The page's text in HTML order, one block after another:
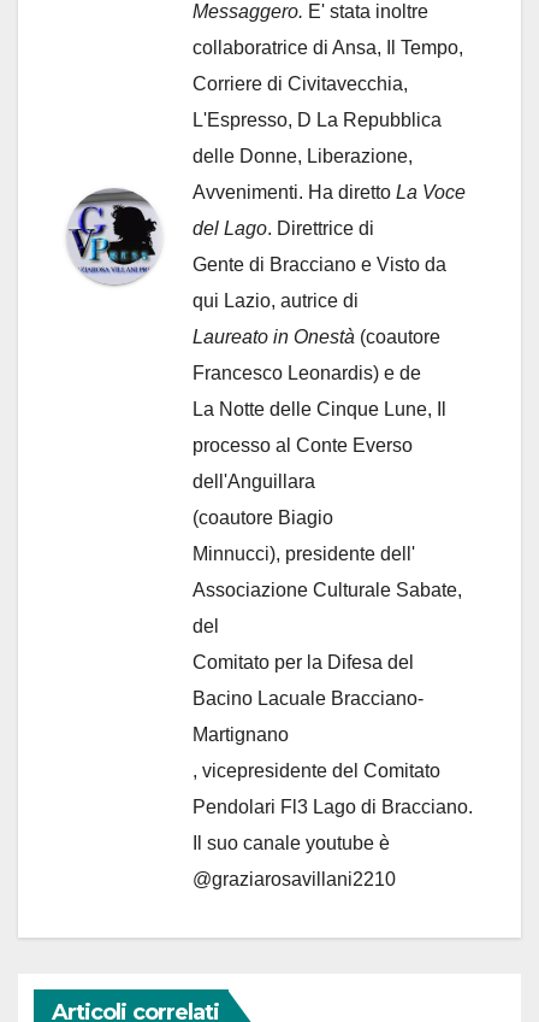
Messaggero. E' stata inoltre
collaboratrice di Ansa, Il Tempo,
Corriere di Civitavecchia,
L'Espresso, D La Repubblica
delle Donne, Liberazione,
Avvenimenti. Ha diretto La Voce
del Lago. Direttrice di
Gente di Bracciano e Visto da
qui Lazio, autrice di
Laureato in Onestà (coautore
Francesco Leonardis) e de
La Notte delle Cinque Lune, Il
processo al Conte Everso
dell'Anguillara
(coautore Biagio
Minnucci), presidente dell'
Associazione Culturale Sabate,
del
Comitato per la Difesa del
Bacino Lacuale Bracciano-
Martignano
, vicepresidente del Comitato
Pendolari Fl3 Lago di Bracciano.
Il suo canale youtube è
@graziarosavillani2210
Articoli correlati